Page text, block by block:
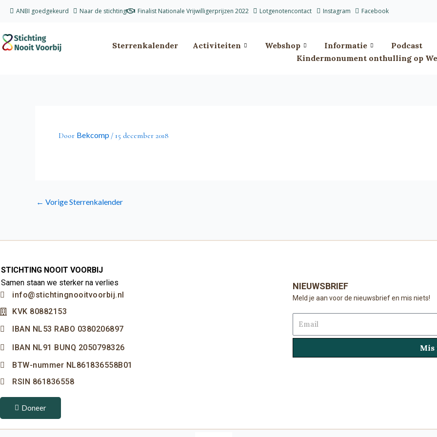
inhoud
ANBI goedgekeurd Naar de stichting Finalist Nationale Vrijwilligerprijzen 2022 Lotgenotencontact Instagram Facebook
Sterrenkalender Activiteiten Webshop Informatie Podcast
Kindermonument onthulling op
Door Bekcomp / 15 december 2018
← Vorige Sterrenkalender
STICHTING NOOIT VOORBIJ
Samen staan we sterker na verlies
info@stichtingnooitvoorbij.nl
KVK 80882153
IBAN NL53 RABO 0380206897
IBAN NL91 BUNQ 2050798326
BTW-nummer NL861836558B01
RSIN 861836558
Doneer
NIEUWSBRIEF
Meld je aan voor de nieuwsbrief en mis niets!
Email
Mis